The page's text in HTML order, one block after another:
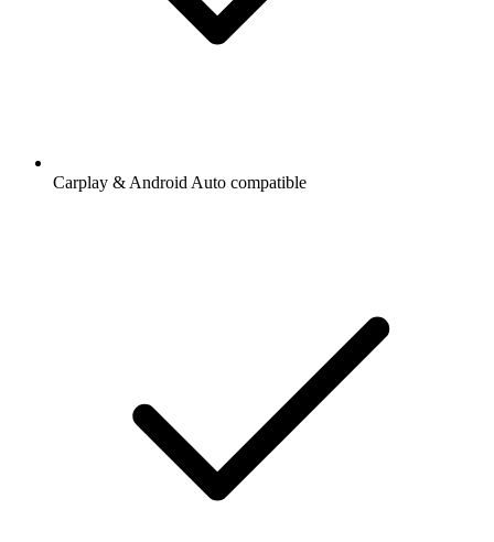
Carplay & Android Auto compatible